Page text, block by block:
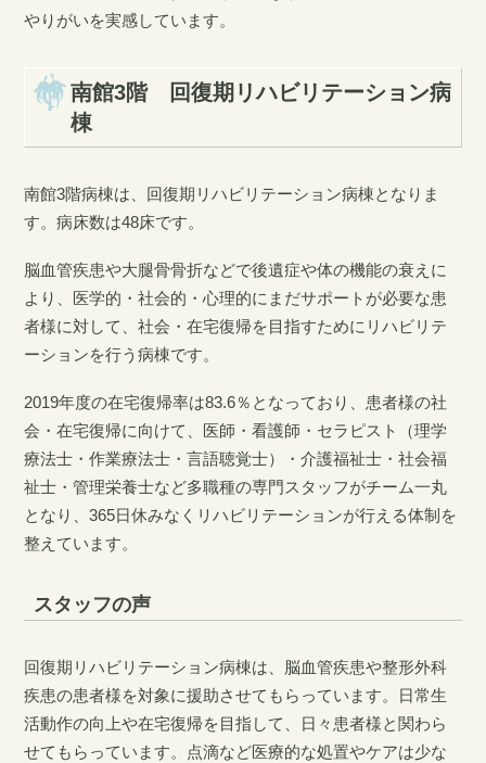
やりがいを実感しています。
南館3階 回復期リハビリテーション病
棟
南館3階病棟は、回復期リハビリテーション病棟となりま
す。病床数は48床です。
脳血管疾患や大腿骨骨折などで後遺症や体の機能の衰えに
より、医学的・社会的・心理的にまだサポートが必要な患
者様に対して、社会・在宅復帰を目指すためにリハビリテ
ーションを行う病棟です。
2019年度の在宅復帰率は83.6％となっており、患者様の社
会・在宅復帰に向けて、医師・看護師・セラピスト（理学
療法士・作業療法士・言語聴覚士）・介護福祉士・社会福
祉士・管理栄養士など多職種の専門スタッフがチーム一丸
となり、365日休みなくリハビリテーションが行える体制を
整えています。
スタッフの声
回復期リハビリテーション病棟は、脳血管疾患や整形外科
疾患の患者様を対象に援助させてもらっています。日常生
活動作の向上や在宅復帰を目指して、日々患者様と関わら
せてもらっています。点滴など医療的な処置やケアは少な